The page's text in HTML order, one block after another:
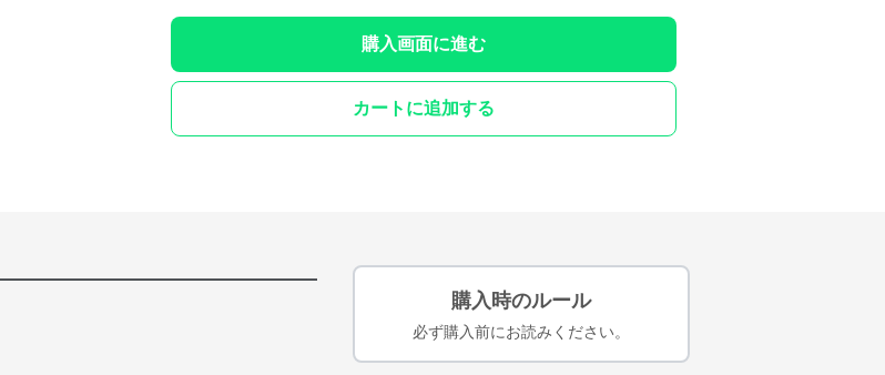
購入画面に進む
カートに追加する
購入時のルール
必ず購入前にお読みください。